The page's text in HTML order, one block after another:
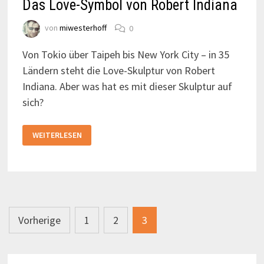
Das Love-Symbol von Robert Indiana
von miwesterhoff 0
Von Tokio über Taipeh bis New York City – in 35
Ländern steht die Love-Skulptur von Robert
Indiana. Aber was hat es mit dieser Skulptur auf
sich?
LOVE-
SYMBOL
WEITERLESEN
Seitennummerierung
der
Vorherige 1 2 3